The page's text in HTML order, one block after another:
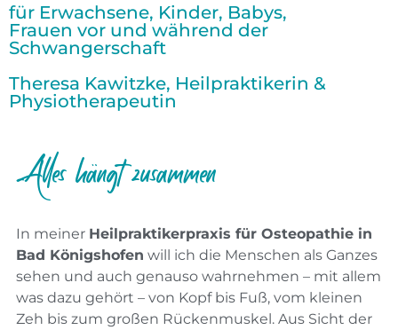
für Erwachsene, Kinder, Babys,
Frauen vor und während der
Schwangerschaft
Theresa Kawitzke, Heilpraktikerin &
Physiotherapeutin
Alles hängt zusammen
In meiner Heilpraktikerpraxis für Osteopathie in
Bad Königshofen will ich die Menschen als Ganzes
sehen und auch genauso wahrnehmen – mit allem
was dazu gehört – von Kopf bis Fuß, vom kleinen
Zeh bis zum großen Rückenmuskel. Aus Sicht der